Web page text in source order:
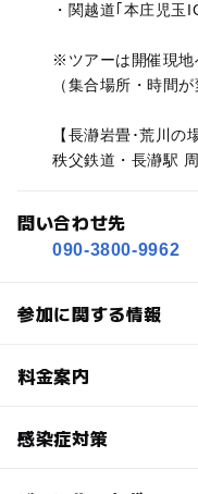
・関越道｢本庄児玉
※ツアーは開催現地
（集合場所・時間
【長瀞岩畳･荒川の
秩父鉄道・長瀞駅
問い合わせ先
090-3800-9962
参加に関する情報
定員詳細
料金案内
子供の料金詳細
感染症対策